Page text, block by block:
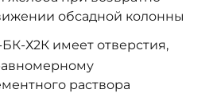
обсадной колонны
Х2К имеет отверстия,
раствора